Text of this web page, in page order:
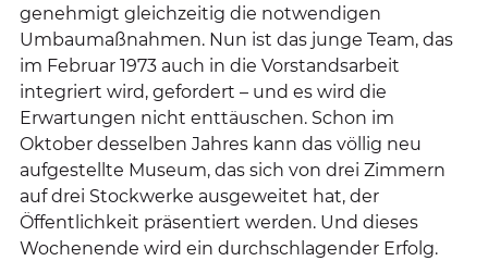
genehmigt gleichzeitig die notwendigen
Umbaumaßnahmen. Nun ist das junge Team, das
im Februar 1973 auch in die Vorstandsarbeit
integriert wird, gefordert – und es wird die
Erwartungen nicht enttäuschen. Schon im
Oktober desselben Jahres kann das völlig neu
aufgestellte Museum, das sich von drei Zimmern
auf drei Stockwerke ausgeweitet hat, der
Öffentlichkeit präsentiert werden. Und dieses
Wochenende wird ein durchschlagender Erfolg.